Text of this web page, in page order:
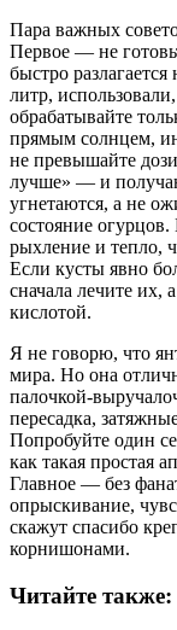
Пара важных
Первое — не
быстро
литр,
обрабатывайте
прямым солнцем,
не превышайте
лучше» — и
угнетаются, а не
состояние
рыхление и тепло,
Если кусты явно
сначала лечите их,
кислотой.
Я не говорю, что
мира. Но она
палочкой-
пересадка,
Попробуйте один
как такая простая
Главное — без
опрыскивание,
скажут спасибо
корнишонами.
Читайте также: